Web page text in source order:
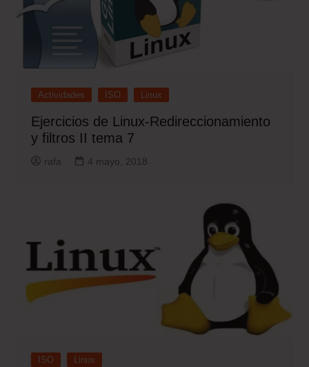
Actividades ISO Linux
Ejercicios de Linux-Redireccionamiento
y filtros II tema 7
rafa 4 mayo, 2018
ISO Linux